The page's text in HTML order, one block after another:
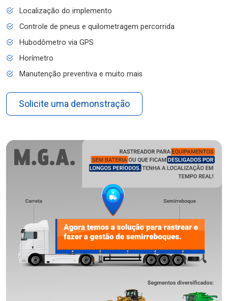
Localização do implemento
Controle de pneus e quilometragem percorrida
Hubodômetro via GPS
Horímetro
Manutenção preventiva e muito mais
Solicite uma demonstração